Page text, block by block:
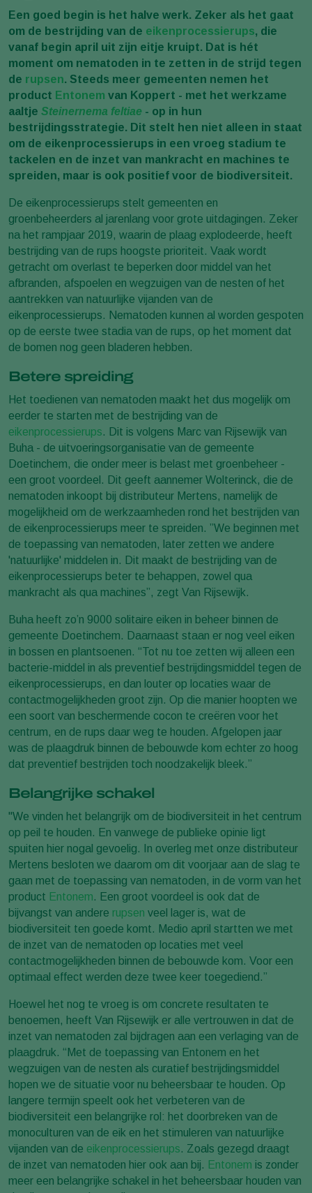
Een goed begin is het halve werk. Zeker als het gaat
om de bestrijding van de eikenprocessierups, die
vanaf begin april uit zijn eitje kruipt. Dat is hét
moment om nematoden in te zetten in de strijd tegen
de rupsen. Steeds meer gemeenten nemen het
product Entonem van Koppert - met het werkzame
aaltje Steinernema feltiae - op in hun
bestrijdingsstrategie. Dit stelt hen niet alleen in staat
om de eikenprocessierups in een vroeg stadium te
tackelen en de inzet van mankracht en machines te
spreiden, maar is ook positief voor de biodiversiteit.
De eikenprocessierups stelt gemeenten en
groenbeheerders al jarenlang voor grote uitdagingen. Zeker
na het rampjaar 2019, waarin de plaag explodeerde, heeft
bestrijding van de rups hoogste prioriteit. Vaak wordt
getracht om overlast te beperken door middel van het
afbranden, afspoelen en wegzuigen van de nesten of het
aantrekken van natuurlijke vijanden van de
eikenprocessierups. Nematoden kunnen al worden gespoten
op de eerste twee stadia van de rups, op het moment dat
de bomen nog geen bladeren hebben.
Betere spreiding
Het toedienen van nematoden maakt het dus mogelijk om
eerder te starten met de bestrijding van de
eikenprocessierups. Dit is volgens Marc van Rijsewijk van
Buha - de uitvoeringsorganisatie van de gemeente
Doetinchem, die onder meer is belast met groenbeheer -
een groot voordeel. Dit geeft aannemer Wolterinck, die de
nematoden inkoopt bij distributeur Mertens, namelijk de
mogelijkheid om de werkzaamheden rond het bestrijden van
de eikenprocessierups meer te spreiden. ”We beginnen met
de toepassing van nematoden, later zetten we andere
'natuurlijke' middelen in. Dit maakt de bestrijding van de
eikenprocessierups beter te behappen, zowel qua
mankracht als qua machines”, zegt Van Rijsewijk.
Buha heeft zo’n 9000 solitaire eiken in beheer binnen de
gemeente Doetinchem. Daarnaast staan er nog veel eiken
in bossen en plantsoenen. “Tot nu toe zetten wij alleen een
bacterie-middel in als preventief bestrijdingsmiddel tegen de
eikenprocessierups, en dan louter op locaties waar de
contactmogelijkheden groot zijn. Op die manier hoopten we
een soort van beschermende cocon te creëren voor het
centrum, en de rups daar weg te houden. Afgelopen jaar
was de plaagdruk binnen de bebouwde kom echter zo hoog
dat preventief bestrijden toch noodzakelijk bleek.”
Belangrijke schakel
"We vinden het belangrijk om de biodiversiteit in het centrum
op peil te houden. En vanwege de publieke opinie ligt
spuiten hier nogal gevoelig. In overleg met onze distributeur
Mertens besloten we daarom om dit voorjaar aan de slag te
gaan met de toepassing van nematoden, in de vorm van het
product Entonem. Een groot voordeel is ook dat de
bijvangst van andere rupsen veel lager is, wat de
biodiversiteit ten goede komt. Medio april startten we met
de inzet van de nematoden op locaties met veel
contactmogelijkheden binnen de bebouwde kom. Voor een
optimaal effect werden deze twee keer toegediend.”
Hoewel het nog te vroeg is om concrete resultaten te
benoemen, heeft Van Rijsewijk er alle vertrouwen in dat de
inzet van nematoden zal bijdragen aan een verlaging van de
plaagdruk. “Met de toepassing van Entonem en het
wegzuigen van de nesten als curatief bestrijdingsmiddel
hopen we de situatie voor nu beheersbaar te houden. Op
langere termijn speelt ook het verbeteren van de
biodiversiteit een belangrijke rol: het doorbreken van de
monoculturen van de eik en het stimuleren van natuurlijke
vijanden van de eikenprocessierups. Zoals gezegd draagt
de inzet van nematoden hier ook aan bij. Entonem is zonder
meer een belangrijke schakel in het beheersbaar houden van